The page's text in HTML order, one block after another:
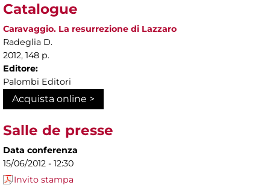
Catalogue
Caravaggio. La resurrezione di Lazzaro
Radeglia D.
2012, 148 p.
Editore:
Palombi Editori
Acquista online >
Salle de presse
Data conferenza
15/06/2012 - 12:30
Invito stampa